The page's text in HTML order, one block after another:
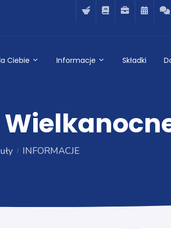
Ciebie Informacje Składki
INFORMACJE